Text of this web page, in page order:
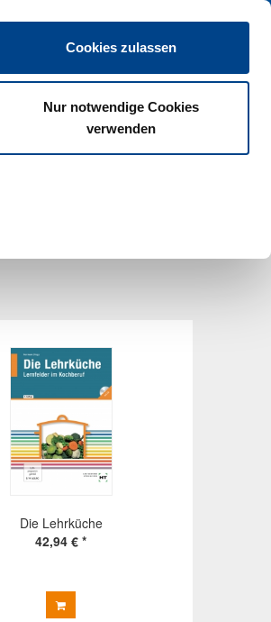
Cookies zulassen
Nur notwendige Cookies
verwenden
Die Lehrküche
42,94 € *